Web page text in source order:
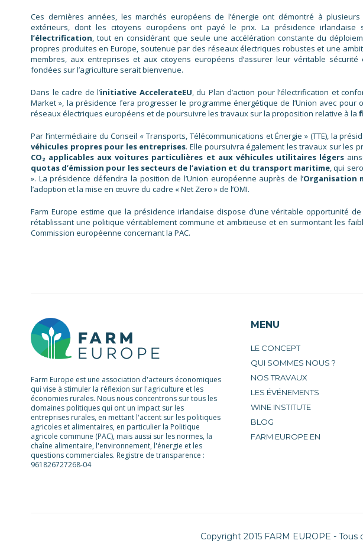
Ces dernières années, les marchés européens de l’énergie ont démontré à
extérieurs, dont les citoyens européens ont payé le prix. La présidence
l’électrification, tout en considérant que seule une accélération constante du
propres produites en Europe, soutenue par des réseaux électriques robustes et une
membres, aux entreprises et aux citoyens européens d’assurer leur véritable
fondées sur l’agriculture serait bienvenue.
Dans le cadre de l’initiative AccelerateEU, du Plan d’action pour l’électrification et
Market », la présidence fera progresser le programme énergétique de l’Union avec
réseaux électriques européens et de poursuivre les travaux sur la proposition relative à la
Par l’intermédiaire du Conseil « Transports, Télécommunications et Énergie » (TTE), la
véhicules propres pour les entreprises. Elle poursuivra également les travaux sur les
CO₂ applicables aux voitures particulières et aux véhicules utilitaires légers
quotas d’émission pour les secteurs de l’aviation et du transport maritime, qui
». La présidence défendra la position de l’Union européenne auprès de l’Organisation
l’adoption et la mise en œuvre du cadre « Net Zero » de l’OMI.
Farm Europe estime que la présidence irlandaise dispose d’une véritable opportunité
rétablissant une politique véritablement commune et ambitieuse et en surmontant les
Commission européenne concernant la PAC.
Farm Europe est une association d'acteurs économiques
qui vise à stimuler la réflexion sur l'agriculture et les
économies rurales. Nous nous concentrons sur tous les
domaines politiques qui ont un impact sur les
entreprises rurales, en mettant l'accent sur les politiques
agricoles et alimentaires, en particulier la Politique
agricole commune (PAC), mais aussi sur les normes, la
chaîne alimentaire, l'environnement, l'énergie et les
questions commerciales. Registre de transparence :
961826727268-04
MENU
LE CONCEPT
QUI SOMMES NOUS ?
NOS TRAVAUX
LES ÉVÉNEMENTS
WINE INSTITUTE
BLOG
FARM EUROPE EN
Copyright 2015 FARM EUROPE - Tous